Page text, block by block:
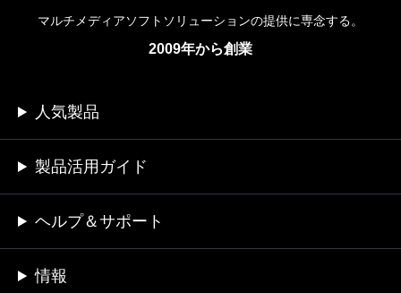
マルチメディアソフトソリューションの提供に専念する。
2009年から創業
人気製品
製品活用ガイド
ヘルプ＆サポート
情報